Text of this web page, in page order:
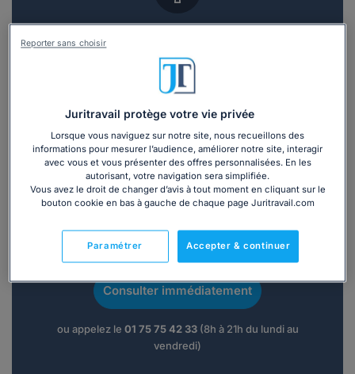
Recevoir des devis d'avocats
Vous souhaitez une consultation par
téléphone ?
Consulter immédiatement
ou appelez le 01 75 75 42 33(8h à 21h du lundi au
vendredi)
Juritravail protège votre vie privée
Lorsque vous naviguez sur notre site, nous recueillons des
informations pour mesurer l’audience, améliorer notre site, interagir
avec vous et vous présenter des offres personnalisées. En les
autorisant, votre navigation sera simplifiée.
Vous avez le droit de changer d’avis à tout moment en cliquant sur le
bouton cookie en bas à gauche de chaque page Juritravail.com
Accepter & continuer
Paramétrer
Reporter sans choisir